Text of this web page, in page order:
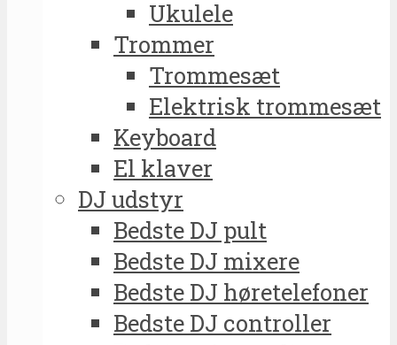
Ukulele
Trommer
Trommesæt
Elektrisk trommesæt
Keyboard
El klaver
DJ udstyr
Bedste DJ pult
Bedste DJ mixere
Bedste DJ høretelefoner
Bedste DJ controller